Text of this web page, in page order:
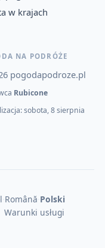
w krajach
NA PODRÓŻE
pogodapodroze.pl
Rubicone
sobota, 8 sierpnia
Română Polski
Warunki usługi